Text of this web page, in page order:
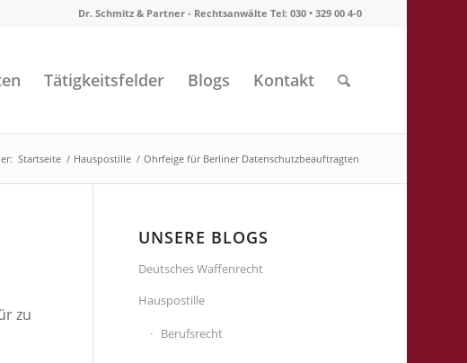
Dr. Schmitz & Partner - Rechtsanwälte Tel: 030 • 329 00 4-0
Tätigkeitsfelder Blogs Kontakt
Startseite / Hauspostille / Ohrfeige für Berliner Datenschutzbeauftragten
zu
UNSERE BLOGS
Deutsches Waffenrecht
Hauspostille
Berufsrecht